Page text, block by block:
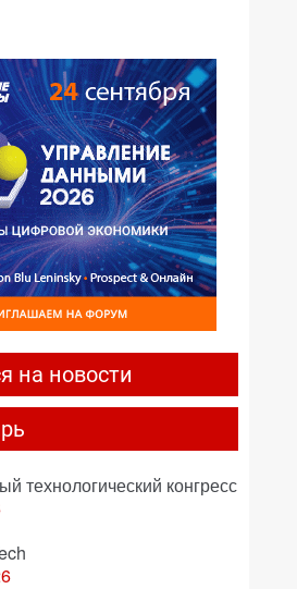
на новости
технологический конгресс